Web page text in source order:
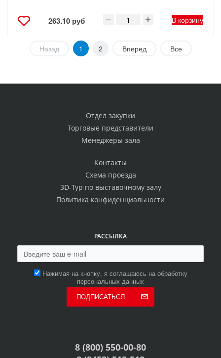
263.10 руб В корзину
Назад 1 2 Вперед Все
Отдел закупки
Торговые представители
Менеджеры зала
Контакты
Схема проезда
3D-Тур по выставочному залу
Политика конфиденциальности
РАССЫЛКА
Нажимая на кнопку, я соглашаюсь на обработку
персональных данных
ПОДПИСАТЬСЯ
8 (800) 550-00-80